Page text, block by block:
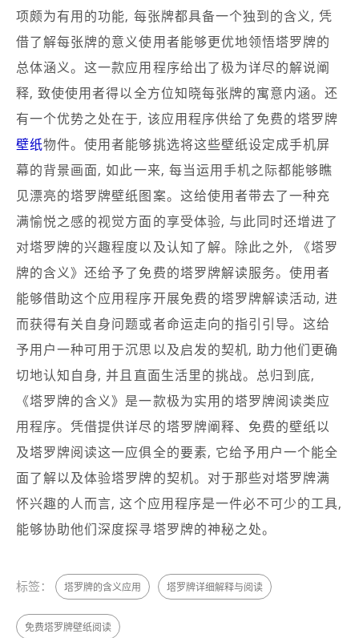
项颇为有用的功能, 每张牌都具备一个独到的含义, 凭
借了解每张牌的意义使用者能够更优地领悟塔罗牌的
总体涵义。这一款应用程序给出了极为详尽的解说阐
释, 致使使用者得以全方位知晓每张牌的寓意内涵。还
有一个优势之处在于, 该应用程序供给了免费的塔罗牌
壁纸物件。使用者能够挑选将这些壁纸设定成手机屏
幕的背景画面, 如此一来, 每当运用手机之际都能够瞧
见漂亮的塔罗牌壁纸图案。这给使用者带去了一种充
满愉悦之感的视觉方面的享受体验, 与此同时还增进了
对塔罗牌的兴趣程度以及认知了解。除此之外, 《塔罗
牌的含义》还给予了免费的塔罗牌解读服务。使用者
能够借助这个应用程序开展免费的塔罗牌解读活动, 进
而获得有关自身问题或者命运走向的指引引导。这给
予用户一种可用于沉思以及启发的契机, 助力他们更确
切地认知自身, 并且直面生活里的挑战。总归到底,
《塔罗牌的含义》是一款极为实用的塔罗牌阅读类应
用程序。凭借提供详尽的塔罗牌阐释、免费的壁纸以
及塔罗牌阅读这一应俱全的要素, 它给予用户一个能全
面了解以及体验塔罗牌的契机。对于那些对塔罗牌满
怀兴趣的人而言, 这个应用程序是一件必不可少的工具,
能够协助他们深度探寻塔罗牌的神秘之处。
标签： 塔罗牌的含义应用 塔罗牌详细解释与阅读
免费塔罗牌壁纸阅读